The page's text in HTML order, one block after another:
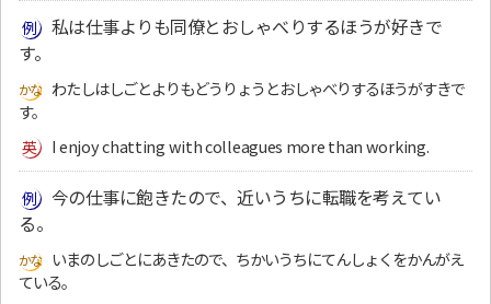
私は仕事よりも同僚とおしゃべりするほうが好きで
す。
わたしはしごとよりもどうりょうとおしゃべりするほうがすきで
す。
I enjoy chatting with colleagues more than working.
今の仕事に飽きたので、近いうちに転職を考えてい
る。
いまのしごとにあきたので、ちかいうちにてんしょくをかんがえ
ている。